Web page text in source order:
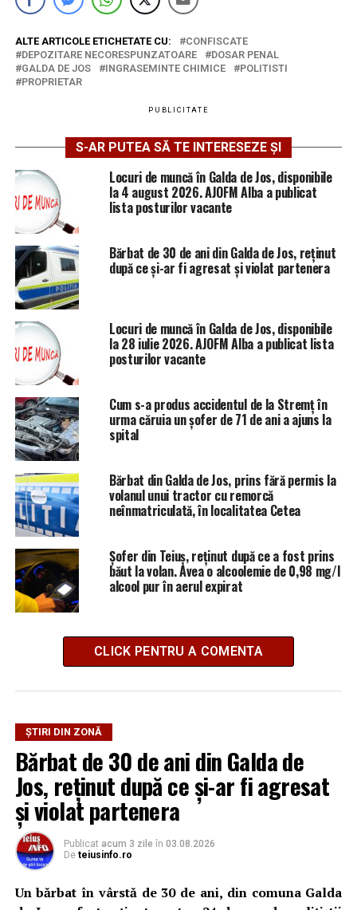
ALTE ARTICOLE ETICHETATE CU:
CONFISCATE
DEPOZITARE NECORESPUNZATOARE
DOSAR PENAL
GALDA DE JOS
INGRASEMINTE CHIMICE
POLITISTI
PROPRIETAR
PUBLICITATE
S-AR PUTEA SĂ TE INTERESEZE ȘI
Locuri de muncă în Galda de Jos, disponibile
la 4 august 2026. AJOFM Alba a publicat
lista posturilor vacante
Bărbat de 30 de ani din Galda de Jos, reținut
după ce și-ar fi agresat și violat partenera
Locuri de muncă în Galda de Jos, disponibile
la 28 iulie 2026. AJOFM Alba a publicat lista
posturilor vacante
Cum s-a produs accidentul de la Stremț în
urma căruia un șofer de 71 de ani a ajuns la
spital
Bărbat din Galda de Jos, prins fără permis la
volanul unui tractor cu remorcă
neînmatriculată, în localitatea Cetea
Șofer din Teiuș, reținut după ce a fost prins
băut la volan. Avea o alcoolemie de 0,98 mg/l
alcool pur în aerul expirat
CLICK PENTRU A COMENTA
ȘTIRI DIN ZONĂ
Bărbat de 30 de ani din Galda de
Jos, reținut după ce și-ar fi agresat
și violat partenera
Publicat acum 3 zile în 03.08.2026
De teiusinfo.ro
Un bărbat în vârstă de 30 de ani, din comuna Galda